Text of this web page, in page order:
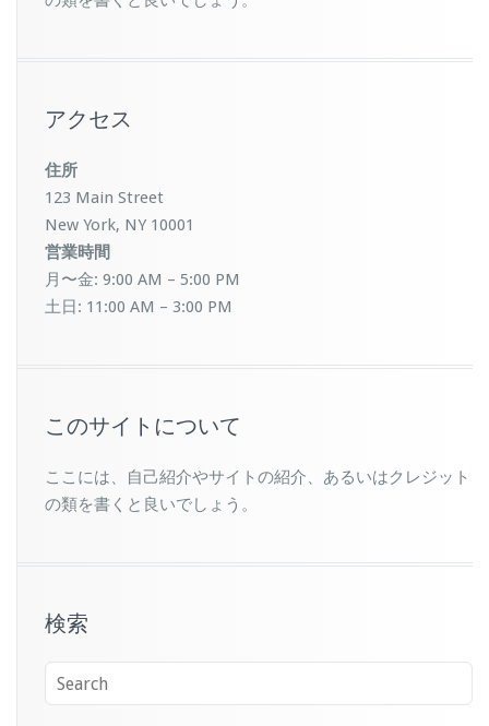
アクセス
住所
123 Main Street
New York, NY 10001
営業時間
月〜金: 9:00 AM – 5:00 PM
土日: 11:00 AM – 3:00 PM
このサイトについて
ここには、自己紹介やサイトの紹介、あるいはクレジット
の類を書くと良いでしょう。
検索